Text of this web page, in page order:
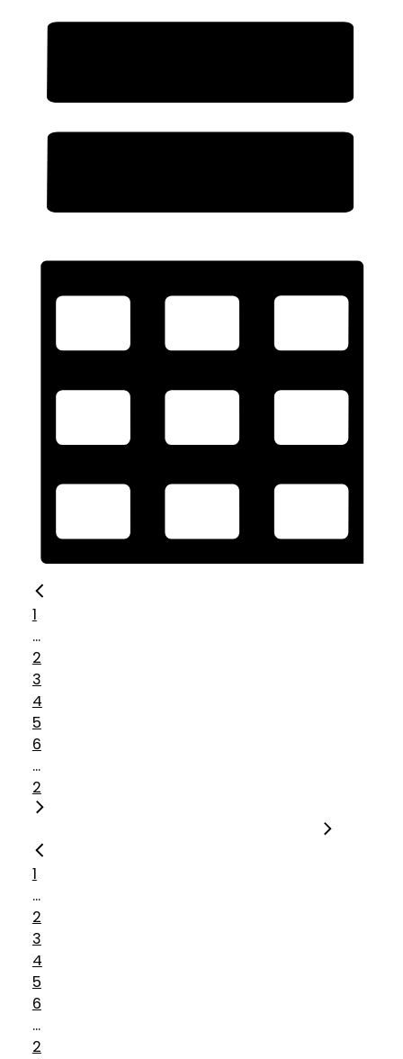
1
...
2
3
4
5
6
...
2
1
...
2
3
4
5
6
...
2